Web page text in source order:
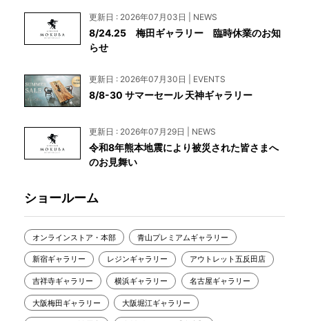
更新日 : 2026年07月03日 | NEWS
8/24.25 梅田ギャラリー 臨時休業のお知
らせ
更新日 : 2026年07月30日 | EVENTS
8/8-30 サマーセール 天神ギャラリー
更新日 : 2026年07月29日 | NEWS
令和8年熊本地震により被災された皆さまへ
のお見舞い
ショールーム
オンラインストア・本部 青山プレミアムギャラリー
新宿ギャラリー レジンギャラリー アウトレット五反田店
吉祥寺ギャラリー 横浜ギャラリー 名古屋ギャラリー
大阪梅田ギャラリー 大阪堀江ギャラリー